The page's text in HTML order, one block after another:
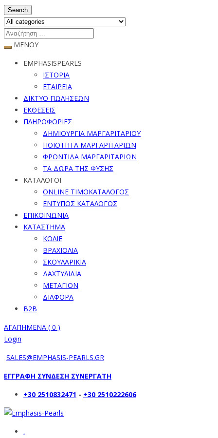
Search
ΜΕΝΟΥ
EMPHASISPEARLS
ΙΣΤΟΡΙΑ
ΕΤΑΙΡΕΙΑ
ΔΙΚΤΥΟ ΠΩΛΗΣΕΩΝ
ΕΚΘΕΣΕΙΣ
ΠΛΗΡΟΦΟΡΙΕΣ
ΔΗΜΙΟΥΡΓΙΑ ΜΑΡΓΑΡΙΤΑΡΙΟΥ
ΠΟΙΟΤΗΤΑ ΜΑΡΓΑΡΙΤΑΡΙΩΝ
ΦΡΟΝΤΙΔΑ ΜΑΡΓΑΡΙΤΑΡΙΩΝ
ΤΑ ΔΩΡΑ ΤΗΣ ΦΥΣΗΣ
ΚΑΤΑΛΟΓΟΙ
ONLINE ΤΙΜΟΚΑΤΑΛΟΓΟΣ
ΕΝΤΥΠΟΣ ΚΑΤΑΛΟΓΟΣ
ΕΠΙΚΟΙΝΩΝΙΑ
ΚΑΤΑΣΤΗΜΑ
ΚΟΛΙΕ
ΒΡΑΧΙΟΛΙΑ
ΣΚΟΥΛΑΡΙΚΙΑ
ΔΑΧΤΥΛΙΔΙΑ
ΜΕΤΑΓΙΟΝ
ΔΙΑΦΟΡΑ
B2B
ΑΓΑΠΗΜΕΝΑ ( 0 )
Login
SALES@EMPHASIS-PEARLS.GR
ΕΓΓΡΑΦΗ ΣΥΝΔΕΣΗ ΣΥΝΕΡΓΑΤΗ
+30 2510832471 - +30 2510222606
.